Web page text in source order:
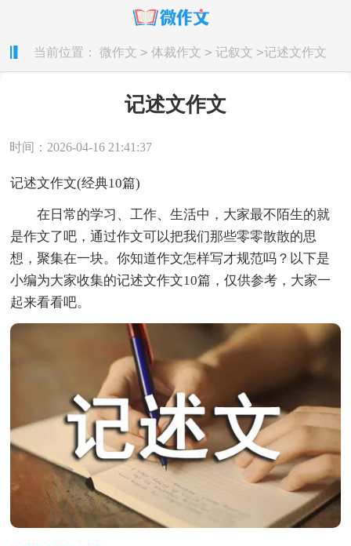
当前位置： 微作文 > 体裁作文 > 记叙文 >记述文作文
记述文作文
时间：2026-04-16 21:41:37
记述文作文(经典10篇)
在日常的学习、工作、生活中，大家最不陌生的就
是作文了吧，通过作文可以把我们那些零零散散的思
想，聚集在一块。你知道作文怎样写才规范吗？以下是
小编为大家收集的记述文作文10篇，仅供参考，大家一
起来看看吧。